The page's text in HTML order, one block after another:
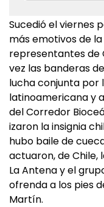
Sucedió el viernes
más emotivos de
representantes de
vez las banderas
lucha conjunta por
latinoamericana y
del Corredor
izaron la insignia
hubo baile de
actuaron, de Chile,
La Antena y el
ofrenda a los pies
Martín.